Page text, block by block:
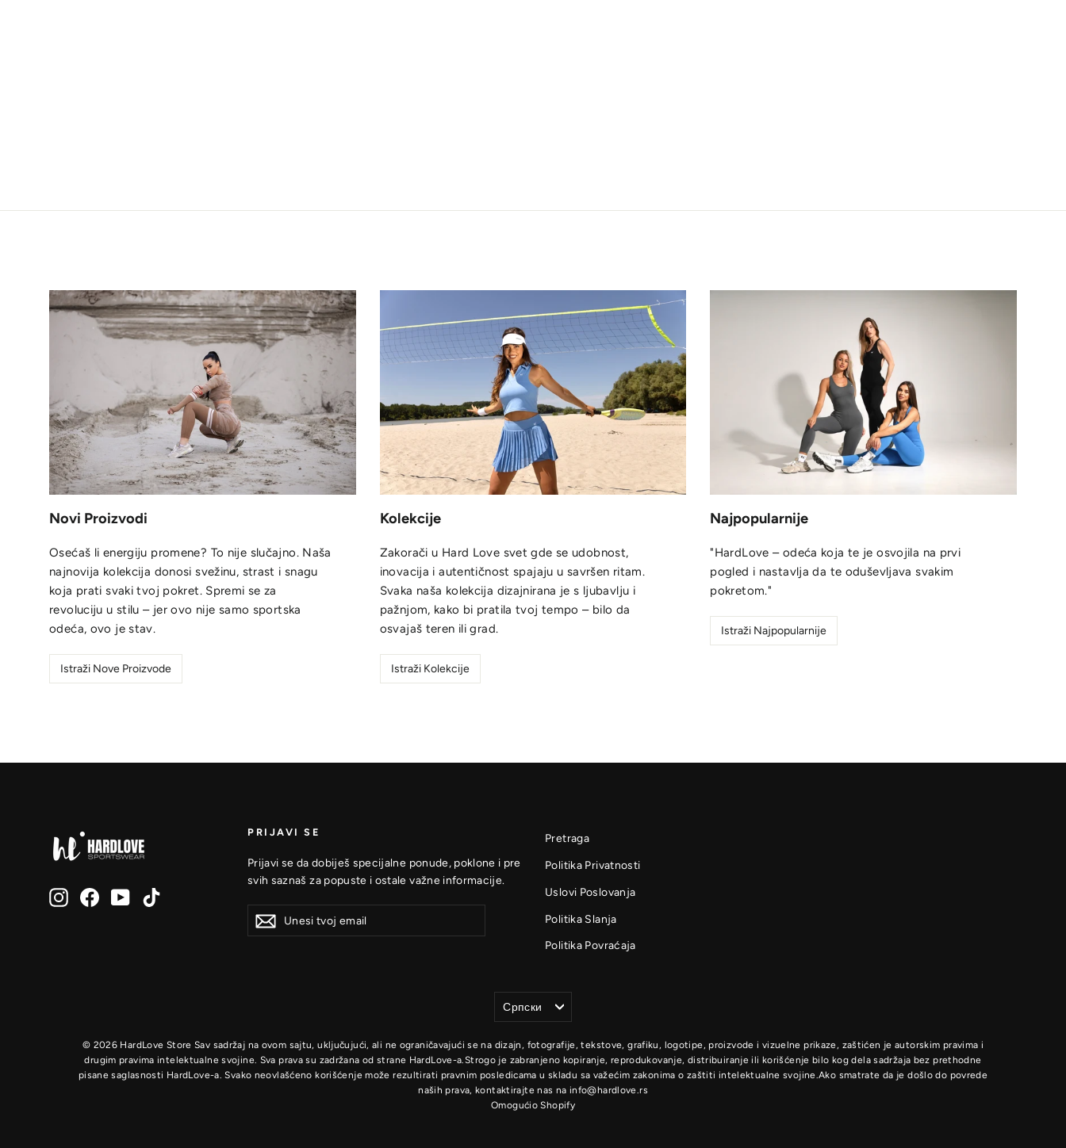
Novi Proizvodi
Osećaš li energiju promene? To nije slučajno. Naša
najnovija kolekcija donosi svežinu, strast i snagu
koja prati svaki tvoj pokret. Spremi se za
revoluciju u stilu – jer ovo nije samo sportska
odeća, ovo je stav.
Istraži Nove Proizvode
Kolekcije
Zakorači u Hard Love svet gde se udobnost,
inovacija i autentičnost spajaju u savršen ritam.
Svaka naša kolekcija dizajnirana je s ljubavlju i
pažnjom, kako bi pratila tvoj tempo – bilo da
osvajaš teren ili grad.
Istraži Kolekcije
Najpopularnije
"HardLove – odeća koja te je osvojila na prvi
pogled i nastavlja da te oduševljava svakim
pokretom."
Istraži Najpopularnije
InstagramFacebookYouTube
PRIJAVI SE
Prijavi se da dobiješ specijalne ponude, poklone i pre
svih saznaš za popuste i ostale važne informacije.
tvoj
se
Prijavi
se
Pretraga
Politika Privatnosti
Uslovi Poslovanja
Politika Slanja
Politika Povraćaja
Jezik
Српски
© 2026 HardLove Store Sav sadržaj na ovom sajtu, uključujući, ali ne ograničavajući se na dizajn, fotografije, tekstove, grafiku, logotipe, proizvode i vizuelne prikaze, zaštićen je autorskim pravima i
drugim pravima intelektualne svojine. Sva prava su zadržana od strane HardLove-a.Strogo je zabranjeno kopiranje, reprodukovanje, distribuiranje ili korišćenje bilo kog dela sadržaja bez prethodne
pisane saglasnosti HardLove-a. Svako neovlašćeno korišćenje može rezultirati pravnim posledicama u skladu sa važećim zakonima o zaštiti intelektualne svojine.Ako smatrate da je došlo do povrede
naših prava, kontaktirajte nas na info@hardlove.rs
Omogućio Shopify